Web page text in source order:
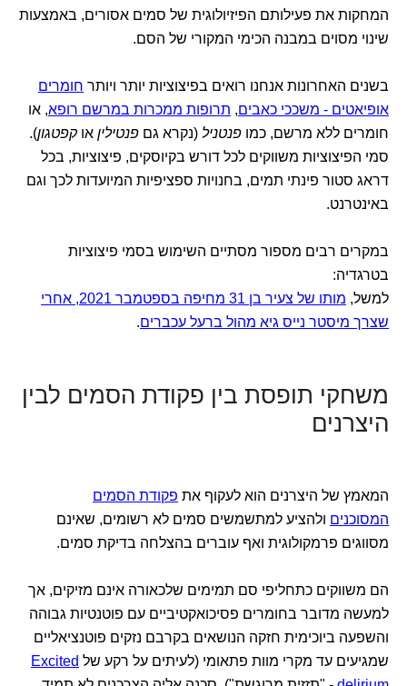
המחקות את פעילותם הפיזיולוגית של סמים אסורים, באמצעות
שינוי מסוים במבנה הכימי המקורי של הסם.
בשנים האחרונות אנחנו רואים בפיצוציות יותר ויותר חומרים
אופיאטים - משככי כאבים, תרופות ממכרות במרשם רופא, או
חומרים ללא מרשם, כמו פנטניל (נקרא גם פנטילין אוקפטגון).
סמי הפיצוציות משווקים לכל דורש בקיוסקים, פיצוציות, בכל
דראג סטור פינתי תמים, בחנויות ספציפיות המיועדות לכך וגם
באינטרנט.
במקרים רבים מספור מסתיים השימוש בסמי פיצוציות
בטרגדיה:
למשל,
מותו של צעיר בן 31 מחיפה בספטמבר 2021, אחרי
שצרך מיסטר נייס גיא מהול ברעל עכברים.
משחקי תופסת בין פקודת הסמים לבין
היצרנים
המאמץ של היצרנים הוא לעקוף את פקודת הסמים
המסוכנים ולהציע למתשמשים סמים לא רשומים, שאינם
מסווגים פרמקולוגית ואף עוברים בהצלחה בדיקת סמים.
הם משווקים כתחליפי סם תמימים שלכאורה אינם מזיקים, אך
למעשה מדובר בחומרים פסיכואקטיביים עם פוטנטיות גבוהה
והשפעה ביוכימית חזקה הנושאים בקרבם נזקים פוטנציאליים
שמגיעים עד מקרי מוות פתאומי (לעיתים על רקע של Excited